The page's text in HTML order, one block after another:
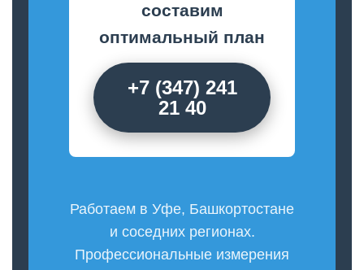
составим
оптимальный план
+7 (347) 241
21 40
Работаем в Уфе, Башкортостане
и соседних регионах.
Профессиональные измерения